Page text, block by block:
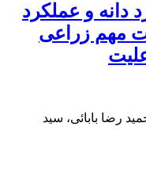
دانه و عملکرد
مهم زراعی
رضا بابائی، سید